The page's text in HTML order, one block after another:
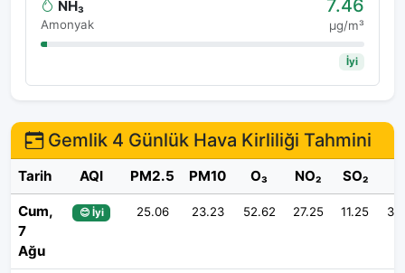
NH₃
Amonyak
7.46
μg/m³
İyi
Gemlik 4 Günlük Hava Kirliliği Tahmini
Tarih AQI PM2.5 PM10 O₃ NO₂ SO₂
Cum,
7
Ağu
😊 İyi 25.06 23.23 52.62 27.25 11.25